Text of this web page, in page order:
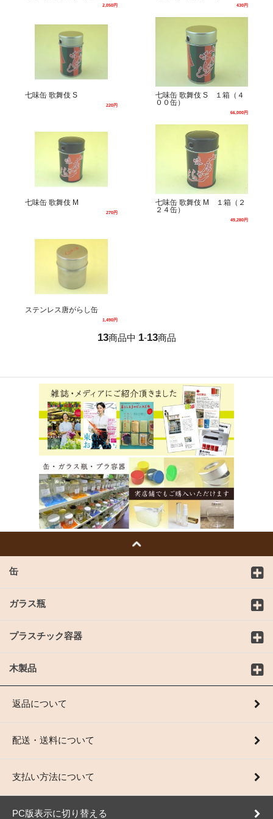
2,050円 430円
七味缶 歌舞伎 S
220円
七味缶 歌舞伎 S １箱（４
００缶）
66,000円
七味缶 歌舞伎 M
270円
七味缶 歌舞伎 M １箱（２
２４缶）
49,280円
ステンレス唐がらし缶
1,490円
13商品中 1-13商品
缶
ガラス瓶
プラスチック容器
木製品
返品について
配送・送料について
支払い方法について
PC版表示に切り替える